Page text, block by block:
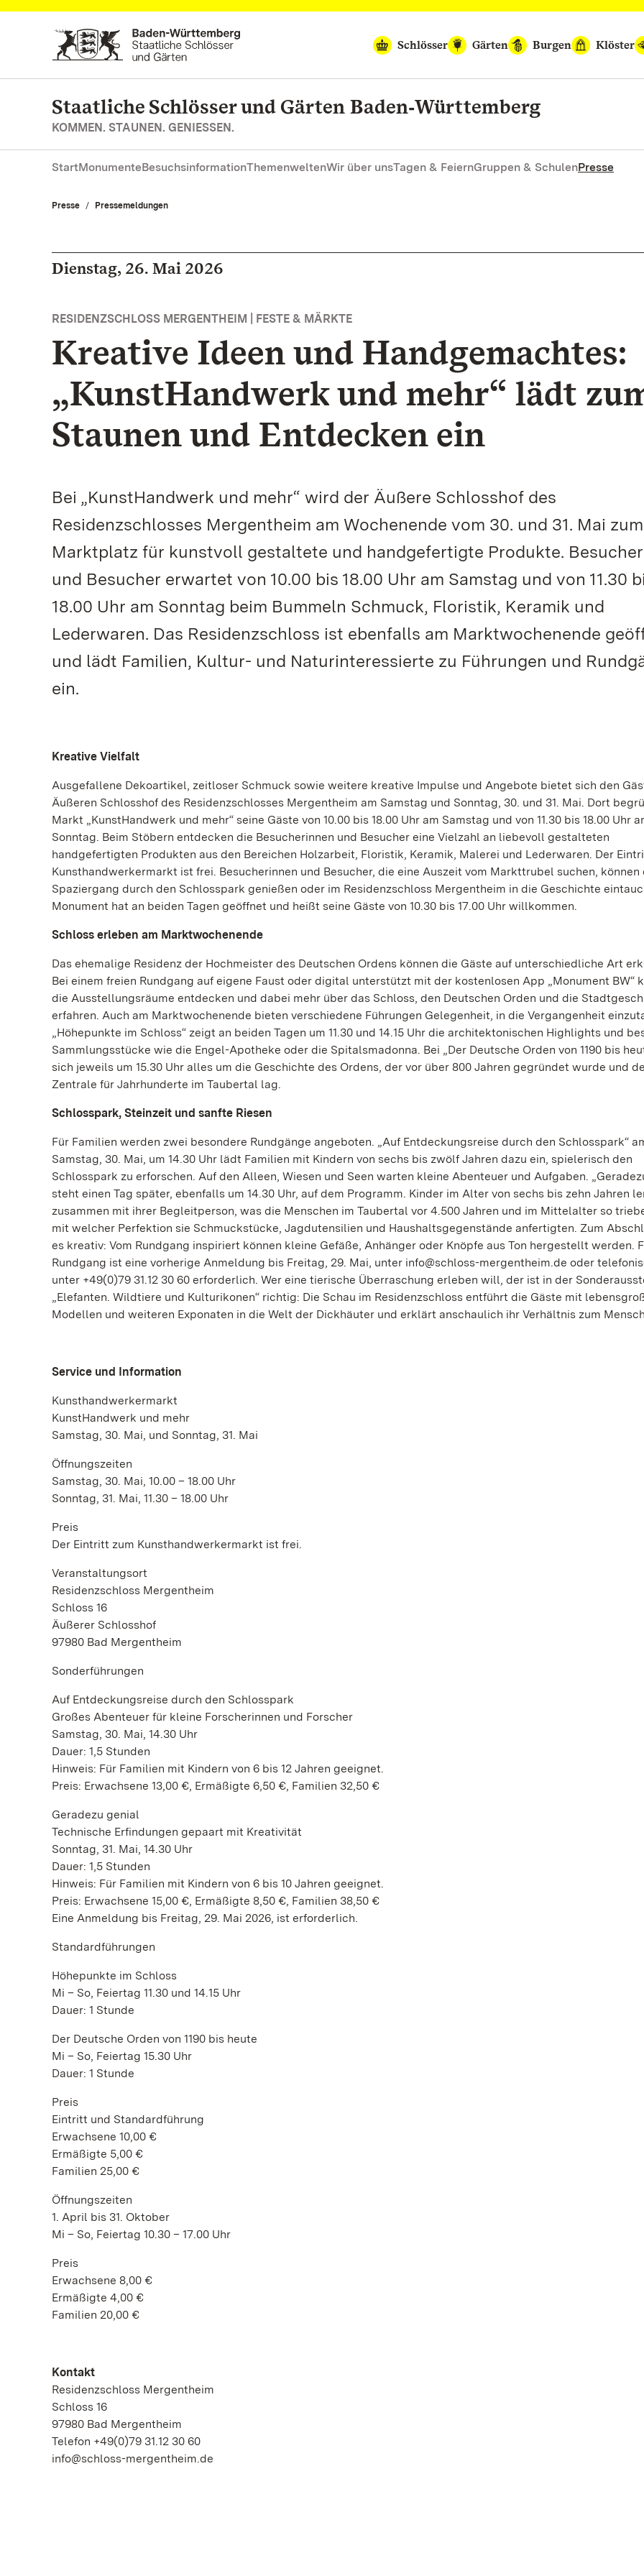
Zum Hauptinhalt springen
Schlösser
Gärten Burgen Klöster
Staatliche Schlösser und Gärten Baden‑Württemberg
KOMMEN. STAUNEN. GENIESSEN.
StartMonumenteBesuchsinformationThemenweltenWir über unsTagen & FeiernGruppen & SchulenPresse
Presse Pressemeldungen
Dienstag, 26. Mai 2026
RESIDENZSCHLOSS MERGENTHEIM | FESTE & MÄRKTE
Kreative Ideen und Handgemachtes:
„KunstHandwerk und mehr“ lädt
Staunen und Entdecken ein
Bei „KunstHandwerk und mehr“ wird der Äußere Schlosshof des
Residenzschlosses Mergentheim am Wochenende vom 30. und 31. Mai zum
Marktplatz für kunstvoll gestaltete und handgefertigte Produkte.
und Besucher erwartet von 10.00 bis 18.00 Uhr am Samstag und von 11.30
18.00 Uhr am Sonntag beim Bummeln Schmuck, Floristik, Keramik und
Lederwaren. Das Residenzschloss ist ebenfalls am Marktwochenende
und lädt Familien, Kultur- und Naturinteressierte zu Führungen und
ein.
Kreative Vielfalt
Ausgefallene Dekoartikel, zeitloser Schmuck sowie weitere kreative Impulse und Angebote bietet sich den
Äußeren Schlosshof des Residenzschlosses Mergentheim am Samstag und Sonntag, 30. und 31. Mai. Dort
Markt „KunstHandwerk und mehr“ seine Gäste von 10.00 bis 18.00 Uhr am Samstag und von 11.30 bis 18.00 Uhr
Sonntag. Beim Stöbern entdecken die Besucherinnen und Besucher eine Vielzahl an liebevoll gestalteten
handgefertigten Produkten aus den Bereichen Holzarbeit, Floristik, Keramik, Malerei und Lederwaren. Der
Kunsthandwerkermarkt ist frei. Besucherinnen und Besucher, die eine Auszeit vom Markttrubel suchen, können
Spaziergang durch den Schlosspark genießen oder im Residenzschloss Mergentheim in die Geschichte
Monument hat an beiden Tagen geöffnet und heißt seine Gäste von 10.30 bis 17.00 Uhr willkommen.
Schloss erleben am Marktwochenende
Das ehemalige Residenz der Hochmeister des Deutschen Ordens können die Gäste auf unterschiedliche Art
Bei einem freien Rundgang auf eigene Faust oder digital unterstützt mit der kostenlosen App „Monument BW“
die Ausstellungsräume entdecken und dabei mehr über das Schloss, den Deutschen Orden und die
erfahren. Auch am Marktwochenende bieten verschiedene Führungen Gelegenheit, in die Vergangenheit
„Höhepunkte im Schloss“ zeigt an beiden Tagen um 11.30 und 14.15 Uhr die architektonischen Highlights und
Sammlungsstücke wie die Engel-Apotheke oder die Spitalsmadonna. Bei „Der Deutsche Orden von 1190 bis
sich jeweils um 15.30 Uhr alles um die Geschichte des Ordens, der vor über 800 Jahren gegründet wurde und
Zentrale für Jahrhunderte im Taubertal lag.
Schlosspark, Steinzeit und sanfte Riesen
Für Familien werden zwei besondere Rundgänge angeboten. „Auf Entdeckungsreise durch den Schlosspark“
Samstag, 30. Mai, um 14.30 Uhr lädt Familien mit Kindern von sechs bis zwölf Jahren dazu ein, spielerisch den
Schlosspark zu erforschen. Auf den Alleen, Wiesen und Seen warten kleine Abenteuer und Aufgaben.
steht einen Tag später, ebenfalls um 14.30 Uhr, auf dem Programm. Kinder im Alter von sechs bis zehn Jahren
zusammen mit ihrer Begleitperson, was die Menschen im Taubertal vor 4.500 Jahren und im Mittelalter so
mit welcher Perfektion sie Schmuckstücke, Jagdutensilien und Haushaltsgegenstände anfertigten. Zum
es kreativ: Vom Rundgang inspiriert können kleine Gefäße, Anhänger oder Knöpfe aus Ton hergestellt werden.
Rundgang ist eine vorherige Anmeldung bis Freitag, 29. Mai, unter info@schloss-mergentheim.de oder
unter +49(0)79 31.12 30 60 erforderlich. Wer eine tierische Überraschung erleben will, der ist in der
„Elefanten. Wildtiere und Kulturikonen“ richtig: Die Schau im Residenzschloss entführt die Gäste mit
Modellen und weiteren Exponaten in die Welt der Dickhäuter und erklärt anschaulich ihr Verhältnis zum
Service und Information
Kunsthandwerkermarkt
KunstHandwerk und mehr
Samstag, 30. Mai, und Sonntag, 31. Mai
Öffnungszeiten
Samstag, 30. Mai, 10.00 – 18.00 Uhr
Sonntag, 31. Mai, 11.30 – 18.00 Uhr
Preis
Der Eintritt zum Kunsthandwerkermarkt ist frei.
Veranstaltungsort
Residenzschloss Mergentheim
Schloss 16
Äußerer Schlosshof
97980 Bad Mergentheim
Sonderführungen
Auf Entdeckungsreise durch den Schlosspark
Großes Abenteuer für kleine Forscherinnen und Forscher
Samstag, 30. Mai, 14.30 Uhr
Dauer: 1,5 Stunden
Hinweis: Für Familien mit Kindern von 6 bis 12 Jahren geeignet.
Preis: Erwachsene 13,00 €, Ermäßigte 6,50 €, Familien 32,50 €
Geradezu genial
Technische Erfindungen gepaart mit Kreativität
Sonntag, 31. Mai, 14.30 Uhr
Dauer: 1,5 Stunden
Hinweis: Für Familien mit Kindern von 6 bis 10 Jahren geeignet.
Preis: Erwachsene 15,00 €, Ermäßigte 8,50 €, Familien 38,50 €
Eine Anmeldung bis Freitag, 29. Mai 2026, ist erforderlich.
Standardführungen
Höhepunkte im Schloss
Mi – So, Feiertag 11.30 und 14.15 Uhr
Dauer: 1 Stunde
Der Deutsche Orden von 1190 bis heute
Mi – So, Feiertag 15.30 Uhr
Dauer: 1 Stunde
Preis
Eintritt und Standardführung
Erwachsene 10,00 €
Ermäßigte 5,00 €
Familien 25,00 €
Öffnungszeiten
1. April bis 31. Oktober
Mi – So, Feiertag 10.30 – 17.00 Uhr
Preis
Erwachsene 8,00 €
Ermäßigte 4,00 €
Familien 20,00 €
Kontakt
Residenzschloss Mergentheim
Schloss 16
97980 Bad Mergentheim
Telefon +49(0)79 31.12 30 60
info@schloss-mergentheim.de